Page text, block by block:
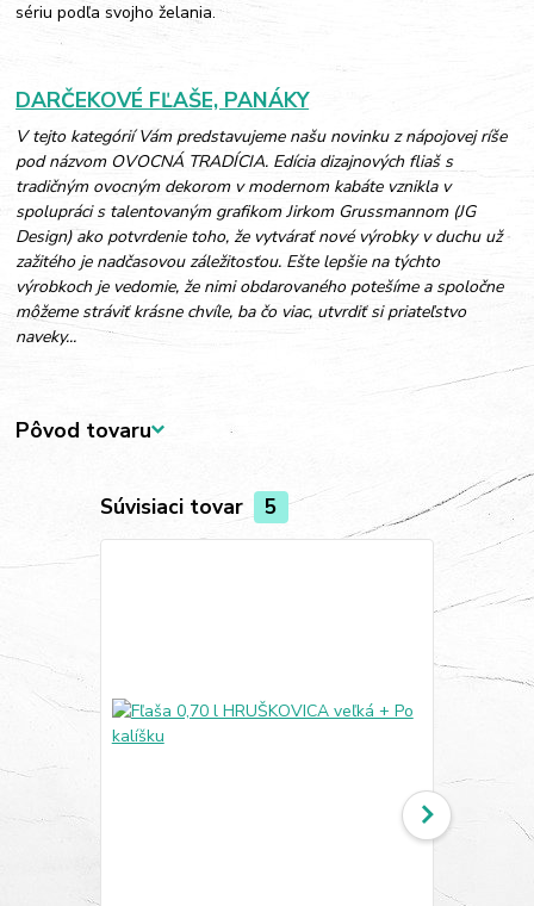
sériu podľa svojho želania.
DARČEKOVÉ FĽAŠE, PANÁKY
V tejto kategórií Vám predstavujeme našu novinku z nápojovej ríše
pod názvom OVOCNÁ TRADÍCIA. Edícia dizajnových fliaš s
tradičným ovocným dekorom v modernom kabáte vznikla v
spolupráci s talentovaným grafikom Jirkom Grussmannom (JG
Design) ako potvrdenie toho, že vytvárať nové výrobky v duchu už
zažitého je nadčasovou záležitosťou. Ešte lepšie na týchto
výrobkoch je vedomie, že nimi obdarovaného potešíme a spoločne
môžeme stráviť krásne chvíle, ba čo viac, utvrdiť si priateľstvo
naveky...
Pôvod tovaru
Súvisiaci tovar 5